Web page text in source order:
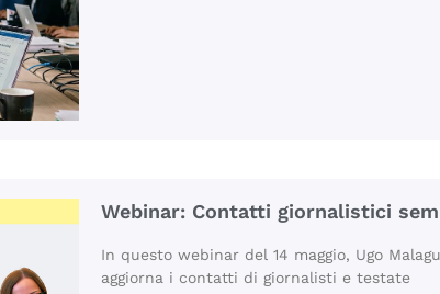
Webinar: Contatti giornalistici
In questo webinar del 14 maggio, Ugo
aggiorna i contatti di giornalisti e testate